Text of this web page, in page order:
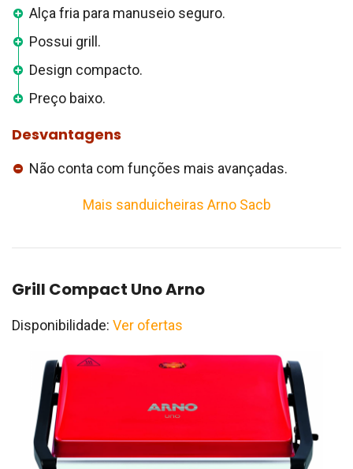
Alça fria para manuseio seguro.
Possui grill.
Design compacto.
Preço baixo.
Desvantagens
Não conta com funções mais avançadas.
Mais sanduicheiras Arno Sacb
Grill Compact Uno Arno
Disponibilidade: Ver ofertas